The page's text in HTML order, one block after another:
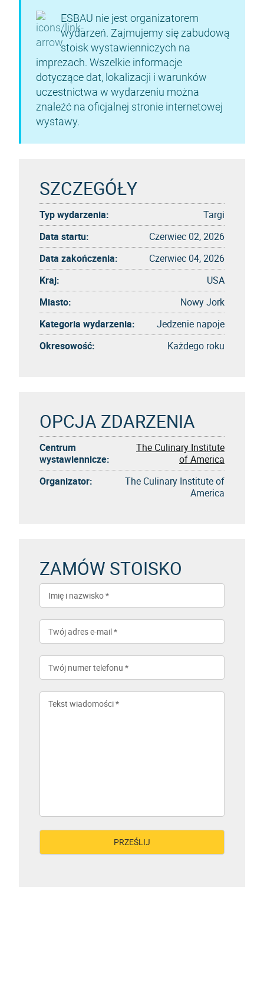
ESBAU nie jest organizatorem
wydarzeń. Zajmujemy się zabudową
stoisk wystawienniczych na
imprezach. Wszelkie informacje
dotyczące dat, lokalizacji i warunków
uczestnictwa w wydarzeniu można
znaleźć na oficjalnej stronie internetowej
wystawy.
SZCZEGÓŁY
Typ wydarzenia:
Targi
Data startu:
Czerwiec 02, 2026
Data zakończenia:
Czerwiec 04, 2026
Kraj:
USA
Miasto:
Nowy Jork
Kategoria wydarzenia:
Jedzenie napoje
Okresowość:
Każdego roku
OPCJA ZDARZENIA
Centrum
wystawiennicze:
The Culinary Institute
of America
Organizator:
The Culinary Institute of
America
ZAMÓW STOISKO